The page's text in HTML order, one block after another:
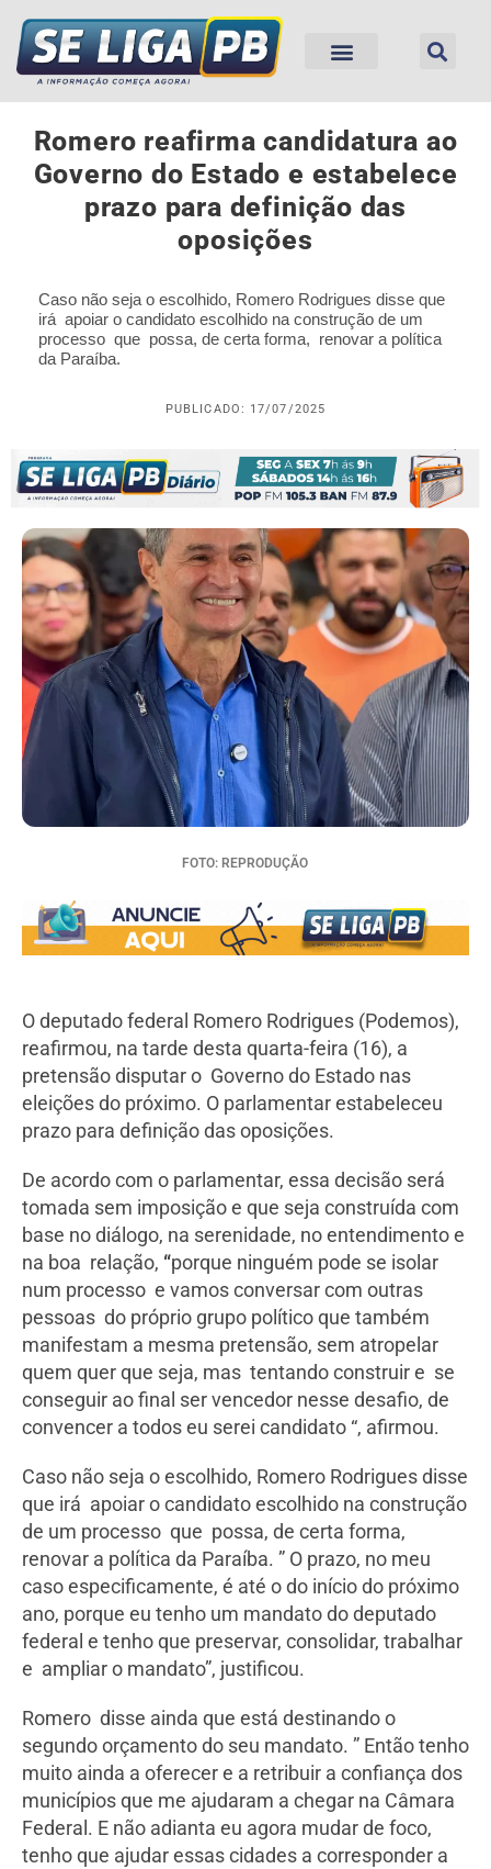
Romero reafirma candidatura ao
Governo do Estado e estabelece
prazo para definição das
oposições
Caso não seja o escolhido, Romero Rodrigues disse que
irá apoiar o candidato escolhido na construção de um
processo que possa, de certa forma, renovar a política
da Paraíba.
PUBLICADO: 17/07/2025
FOTO: REPRODUÇÃO
O deputado federal Romero Rodrigues (Podemos),
reafirmou, na tarde desta quarta-feira (16), a
pretensão disputar o Governo do Estado nas
eleições do próximo. O parlamentar estabeleceu
prazo para definição das oposições.
De acordo com o parlamentar, essa decisão será
tomada sem imposição e que seja construída com
base no diálogo, na serenidade, no entendimento e
na boa relação, “porque ninguém pode se isolar
num processo e vamos conversar com outras
pessoas do próprio grupo político que também
manifestam a mesma pretensão, sem atropelar
quem quer que seja, mas tentando construir e se
conseguir ao final ser vencedor nesse desafio, de
convencer a todos eu serei candidato “, afirmou.
Caso não seja o escolhido, Romero Rodrigues disse
que irá apoiar o candidato escolhido na construção
de um processo que possa, de certa forma,
renovar a política da Paraíba. ” O prazo, no meu
caso especificamente, é até o do início do próximo
ano, porque eu tenho um mandato do deputado
federal e tenho que preservar, consolidar, trabalhar
e ampliar o mandato”, justificou.
Romero disse ainda que está destinando o
segundo orçamento do seu mandato. ” Então tenho
muito ainda a oferecer e a retribuir a confiança dos
municípios que me ajudaram a chegar na Câmara
Federal. E não adianta eu agora mudar de foco,
tenho que ajudar essas cidades a corresponder a